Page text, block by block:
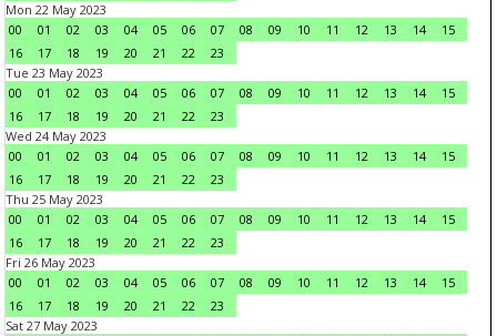
Mon 22 May 2023
00
01 02 03 04 05 06 07 08 09 10 11 12 13 14
15
16
17 18 19 20 21 22
23
Tue 23 May 2023
00
01 02 03 04 05 06 07 08 09 10 11 12 13 14
15
16
17 18 19 20 21 22
23
Wed 24 May 2023
00
01 02 03 04 05 06 07 08 09 10 11 12 13 14
15
16
17 18 19 20 21 22
23
Thu 25 May 2023
00
01 02 03 04 05 06 07 08 09 10 11 12 13 14
15
16
17 18 19 20 21 22
23
Fri 26 May 2023
00
01 02 03 04 05 06 07 08 09 10 11 12 13 14
15
16
17 18 19 20 21 22
23
Sat 27 May 2023